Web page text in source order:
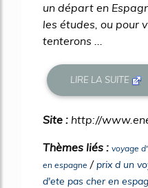
un départ en
les études, ou pour
tenterons ...
LIRE LA SUITE
Site : http://
Thèmes liés : voyage
en espagne /prix d un
d'ete pas cher en